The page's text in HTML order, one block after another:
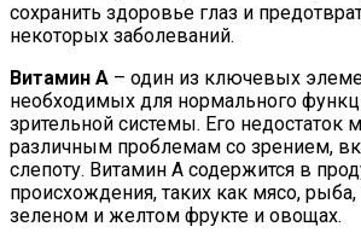
сохранить здоровье глаз и
некоторых заболеваний.
Витамин А – один из ключевых
необходимых для нормального
зрительной системы. Его недостаток
различным проблемам со зрением,
слепоту. Витамин А содержится в
происхождения, таких как мясо,
зеленом и желтом фрукте и овощах.